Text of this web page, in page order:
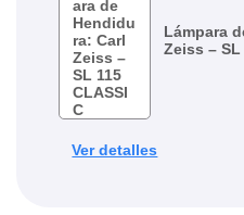
Lámpara
Zeiss – SL
Ver detalles